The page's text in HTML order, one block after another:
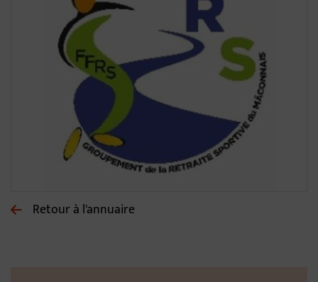
Retour à l'annuaire